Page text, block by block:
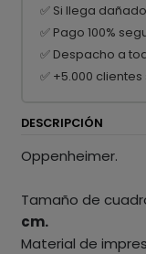
✅ Si llega
✅ Pago 100%
✅ Despacho a
✅ +5.000
DESCRIPCIÓN
Oppenheimer.
Tamaño de
cm.
Material de